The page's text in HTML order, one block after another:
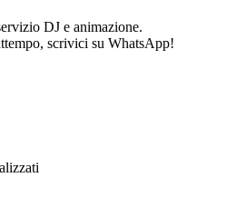
DJ e animazione.
scrivici su WhatsApp!